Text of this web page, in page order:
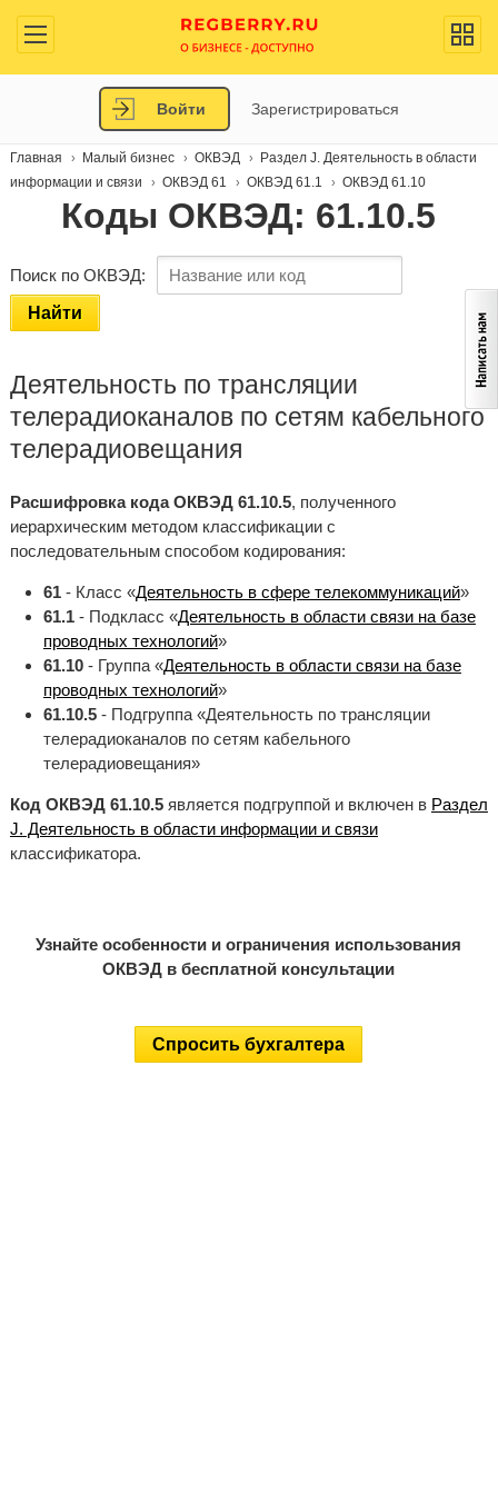
Войти Зарегистрироваться
Главная Малый бизнес ОКВЭД
Раздел J. Деятельность в области
информации и связи
ОКВЭД 61 ОКВЭД 61.1 ОКВЭД 61.10
Коды ОКВЭД: 61.10.5
Поиск по ОКВЭД:
Найти
Деятельность по трансляции
телерадиоканалов по сетям кабельного
телерадиовещания
Расшифровка кода ОКВЭД 61.10.5, полученного
иерархическим методом классификации с
последовательным способом кодирования:
61- Класс «Деятельность в сфере телекоммуникаций»
61.1- Подкласс «Деятельность в области связи на базе
проводных технологий»
61.10- Группа «Деятельность в области связи на базе
проводных технологий»
61.10.5- Подгруппа «Деятельность по трансляции
телерадиоканалов по сетям кабельного
телерадиовещания»
Код ОКВЭД 61.10.5является подгруппой и включен в Раздел
J. Деятельность в области информации и связи
классификатора.
Узнайте особенности и ограничения использования
ОКВЭД в бесплатной консультации
Спросить бухгалтера